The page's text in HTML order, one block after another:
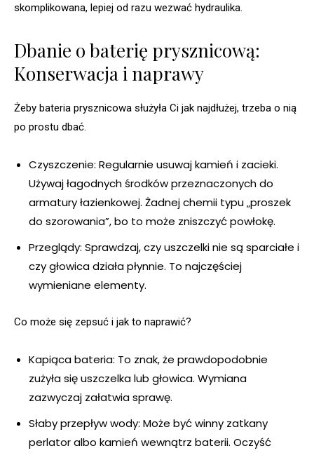
skomplikowana, lepiej od razu wezwać hydraulika.
Dbanie o baterię prysznicową:
Konserwacja i naprawy
Żeby bateria prysznicowa służyła Ci jak najdłużej, trzeba o nią
po prostu dbać.
Czyszczenie: Regularnie usuwaj kamień i zacieki.
Używaj łagodnych środków przeznaczonych do
armatury łazienkowej. Żadnej chemii typu „proszek
do szorowania”, bo to może zniszczyć powłokę.
Przeglądy: Sprawdzaj, czy uszczelki nie są sparciałe i
czy głowica działa płynnie. To najczęściej
wymieniane elementy.
Co może się zepsuć i jak to naprawić?
Kapiąca bateria: To znak, że prawdopodobnie
zużyła się uszczelka lub głowica. Wymiana
zazwyczaj załatwia sprawę.
Słaby przepływ wody: Może być winny zatkany
perlator albo kamień wewnątrz baterii. Oczyść